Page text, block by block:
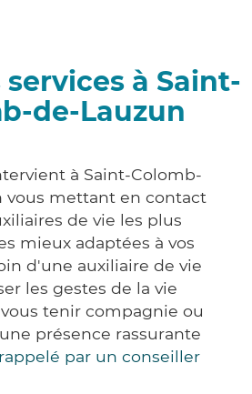
à Saint-
de-Lauzun
à Saint-Colomb-
vous mettant en contact
de vie les plus
mieux adaptées à vos
d'une auxiliaire de vie
les gestes de la vie
tenir compagnie ou
présence rassurante
par un conseiller